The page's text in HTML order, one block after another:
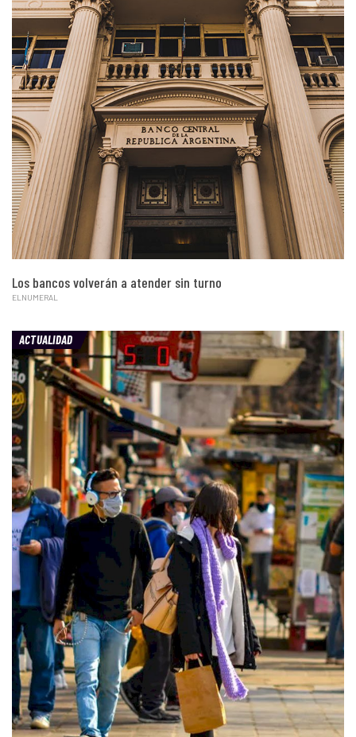
Los bancos volverán a atender sin turno
ELNUMERAL
ACTUALIDAD